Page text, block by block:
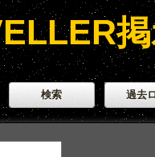
検索 過去